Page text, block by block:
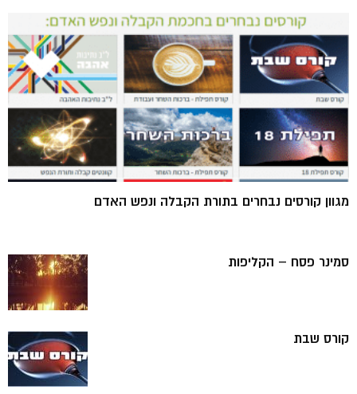
מגוון קורסים נבחרים בתורת הקבלה ונפש האדם
סמינר פסח – הקליפות
קורס שבת